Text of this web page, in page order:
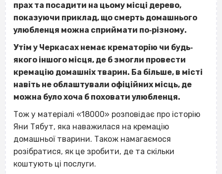
прах та посадити на цьому місці дерево,
показуючи приклад, що смерть домашнього
улюбленця можна сприймати по‐різному.
Утім у Черкасах немає крематорію чи будь‐
якого іншого місця, де б змогли провести
кремацію домашніх тварин. Ба більше, в місті
навіть не облаштували офіційних місць, де
можна було хоча б поховати улюбленця.
Тож у матеріалі «18000» розповідає про історію
Яни Тябут, яка наважилася на кремацію
домашньої тварини. Також намагаємося
розібратися, як це зробити, де та скільки
коштують ці послуги.